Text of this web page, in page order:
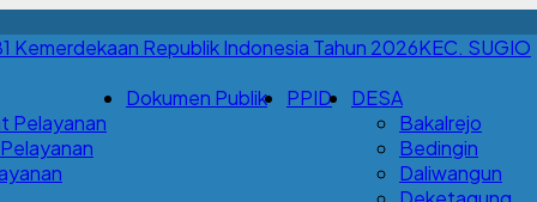
KEC. SUGIO
Pelayanan
Dokumen Publik PPID
DESA
Bakalrejo
Bedingin
Daliwangun